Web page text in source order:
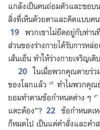
แกล้ง​เป็น​คน​ถ่อม​ตัว​และ​ชอบ​
สิ่ง​ที่​เห็น​ด้วย​ตา​และ​คิด​แบบ​คน​
19 พวก​เขา​ไม่​ยึด​อยู่​กับ​ท่าน​
ส่วน​ของ​ร่าง​กาย​ได้​รับ​การ​ห
เส้น​เอ็น ​ทำ​ให้​ร่าง​กาย​เจริญ​เ
20 ใน​เมื่อ​พวก​คุณ​ตาย​ร่
ของ​โลก​แล้ว ๘ ทำไม​พวก​คุณ​
ยอม​ทำ​ตาม​ข้อ​กำหนด​ต่าง ๆ ๙
แตะ​ต้อง”? 22 ข้อ​กำหนด​เ
ก็​หมด​ไป เป็น​แค่​คำ​สั่ง​และ​คำ​